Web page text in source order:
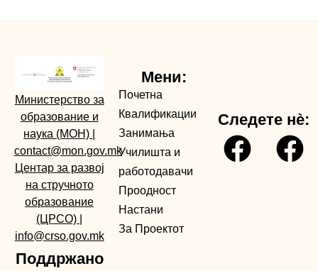
Министерство за
образование и
наука (МОН)
contact@mon.gov.mk
Центар за развој
на стручното
образование
(ЦРСО)
info@crso.gov.mk
Поддржано
Мени:
Почетна
Квалификации
Занимања
Училишта и
работодавачи
Проодност
Настани
За Проектот
Следете нè: